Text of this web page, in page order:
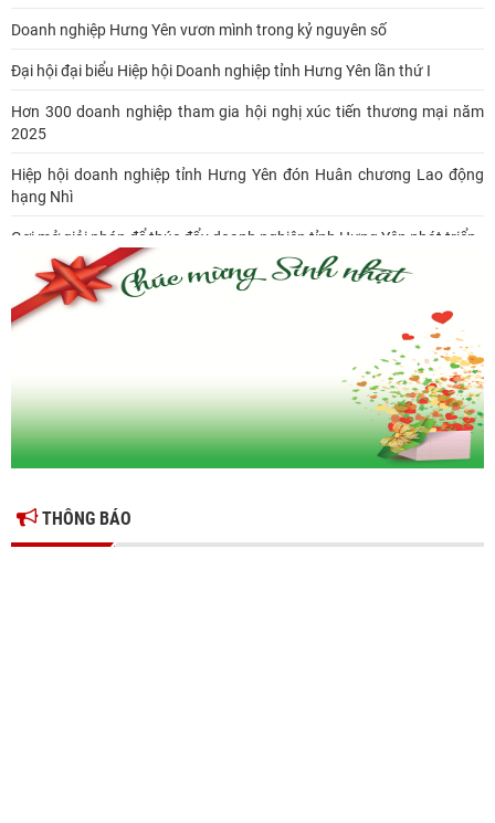
Doanh nghiệp Hưng Yên vươn mình trong kỷ nguyên số
Đại hội đại biểu Hiệp hội Doanh nghiệp tỉnh Hưng Yên lần thứ I
Hơn 300 doanh nghiệp tham gia hội nghị xúc tiến thương mại năm
2025
Hiệp hội doanh nghiệp tỉnh Hưng Yên đón Huân chương Lao động
hạng Nhì
Gợi mở giải pháp để thúc đẩy doanh nghiệp tỉnh Hưng Yên phát triển
Ông Đỗ Văn Vẻ là Chủ tịch Hiệp hội Doanh nghiệp tỉnh Hưng Yên
Hiệp hội doanh nghiệp tỉnh Hưng Yên: Cập nhật chính sách thuế mới
THÔNG BÁO